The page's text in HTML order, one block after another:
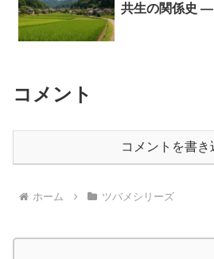
共生の関係史 ―
コメント
コメントを書き
ホーム ツバメシリーズ